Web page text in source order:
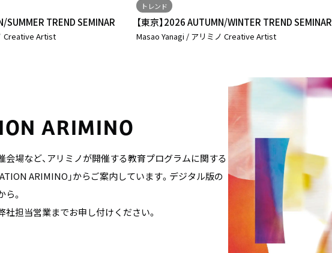
SUMMER TREND SEMINAR
Creative Artist
トレンド
【東京】2026 AUTUMN/WINTER TREND SEMINAR
Masao Yanagi / アリミノ Creative Artist
ARIMINO
会場など、アリミノが開催する教育プログラムに関する
ARIMINO」からご案内しています。デジタル版の
。
担当営業までお申し付けください。